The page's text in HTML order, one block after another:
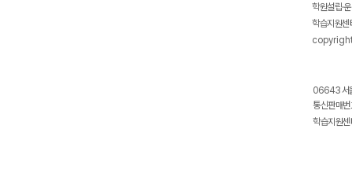
학원설립·
학습지원
06643 서
통신판매
학습지원